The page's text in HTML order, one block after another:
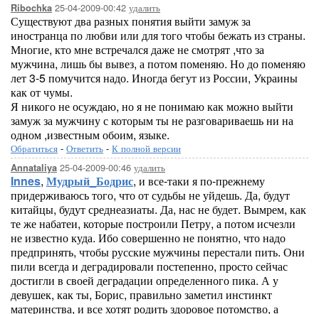
Ribochka 25-04-2009-00:42 удалить
Существуют два разных понятия выйти замуж за
иностранца по любви или для того чтобы бежать из страны.
Многие, кто мне встречался даже не смотрят ,что за
мужчина, лишь бы вывез, а потом поменяю. Но до поменяю
лет 3-5 помучится надо. Иногда бегут из России, Украины
как от чумы.
Я никого не осуждаю, но я не понимаю как можно выйти
замуж за мужчину с которым ты не разговариваешь ни на
одном ,известным обоим, языке.
Обратиться - Ответить - К полной версии
Annataliya 25-04-2009-00:46 удалить
Innes, Мудрый_Бодрис, и все-таки я по-прежнему
придерживаюсь того, что от судьбы не уйдешь. Да, будут
китайцы, будут среднеазиаты. Да, нас не будет. Вымрем, как
те же набатеи, которые построили Петру, а потом исчезли
не известно куда. Ибо совершенно не понятно, что надо
предпринять, чтобы русские мужчины перестали пить. Они
пили всегда и деградировали постепенно, просто сейчас
достигли в своей деградации определенного пика. А у
девушек, как ты, Борис, правильно заметил инстинкт
материнства, и все хотят родить здоровое потомство, а